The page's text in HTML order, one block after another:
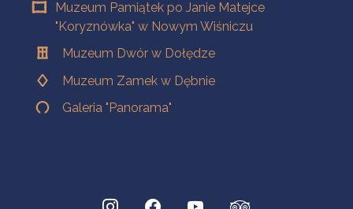
Muzeum Pamiątek po Janie Matejce
"Koryznówka" w Nowym Wiśniczu
Muzeum Dwór w Dołędze
Muzeum Zamek w Dębnie
Galeria "Panorama"